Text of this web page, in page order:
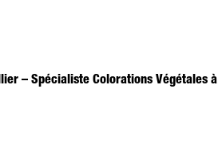
– Spécialiste Colorations Végétales à